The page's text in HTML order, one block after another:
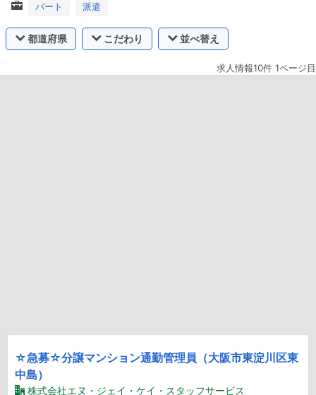
パート 派遣
都道府県 こだわり 並べ替え
求人情報10件 1ページ目
☆急募☆分譲マンション通勤管理員（大阪市東淀川区東
中島）
株式会社エヌ・ジェイ・ケイ・スタッフサービス